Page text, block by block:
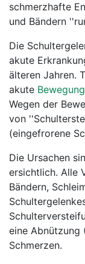
schmerzhafte
und Bändern
Die
akute
älteren Jahren.
akute
Wegen der
von
(eingefrorene
Die Ursachen
ersichtlich. Alle
Bändern,
eine Abnützung
Schmerzen.